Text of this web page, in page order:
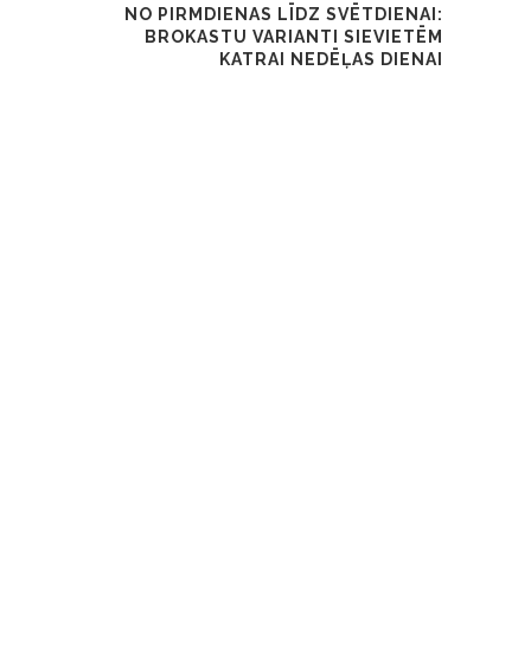
NO PIRMDIENAS LĪDZ SVĒTDIENAI:
BROKASTU VARIANTI SIEVIETĒM
KATRAI NEDĒĻAS DIENAI